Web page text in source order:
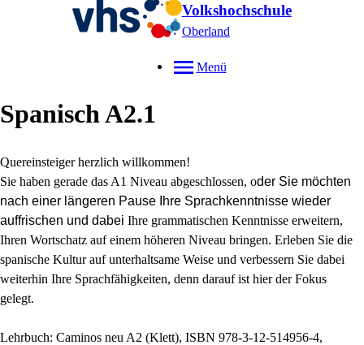
Volkshochschule
Oberland
Menü
Spanisch A2.1
Quereinsteiger herzlich willkommen!
Sie haben gerade das A1 Niveau abgeschlossen, oder Sie möchten
nach einer längeren Pause Ihre Sprachkenntnisse wieder
auffrischen und dabei Ihre grammatischen Kenntnisse erweitern,
Ihren Wortschatz auf einem höheren Niveau bringen. Erleben Sie die
spanische Kultur auf unterhaltsame Weise und verbessern Sie dabei
weiterhin Ihre Sprachfähigkeiten, denn darauf ist hier der Fokus
gelegt.
Lehrbuch: Caminos neu A2 (Klett), ISBN 978-3-12-514956-4,